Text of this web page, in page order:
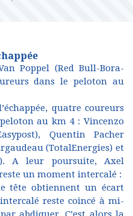
Poppel (Red Bull-Bora-
dans le peloton au
quatre coureurs
au km 4 : Vincenzo
Quentin Pacher
(TotalEnergies) et
A leur poursuite, Axel
un moment intercalé :
tête obtiennent un écart
reste coincé à mi-